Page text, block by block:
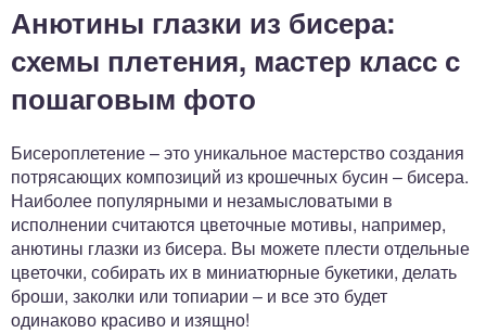
Анютины глазки из бисера:
схемы плетения, мастер класс с
пошаговым фото
Бисероплетение – это уникальное мастерство создания
потрясающих композиций из крошечных бусин – бисера.
Наиболее популярными и незамысловатыми в
исполнении считаются цветочные мотивы, например,
анютины глазки из бисера. Вы можете плести отдельные
цветочки, собирать их в миниатюрные букетики, делать
броши, заколки или топиарии – и все это будет
одинаково красиво и изящно!